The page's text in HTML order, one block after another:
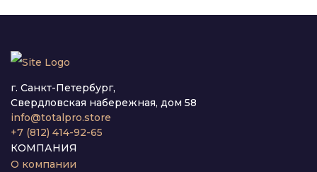
г. Санкт-Петербург,
Свердловская набережная, дом 58
info@totalpro.store
+7 (812) 414-92-65
КОМПАНИЯ
О компании